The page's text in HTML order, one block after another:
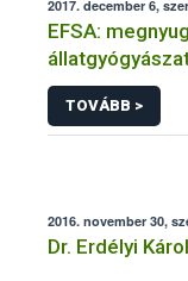
2017. december 6,
EFSA:
TOVÁBB >
2016. november 30,
Dr. Erdélyi